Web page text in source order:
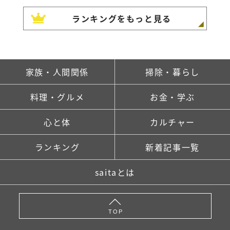
ランキングをもっと見る
家族・人間関係 掃除・暮らし
料理・グルメ お金・学ぶ
心と体 カルチャー
ランキング 新着記事一覧
saitaとは
TOP